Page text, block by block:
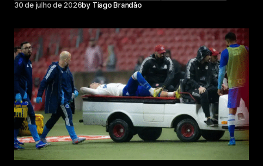
30 de julho de 2026by Tiago Brandão